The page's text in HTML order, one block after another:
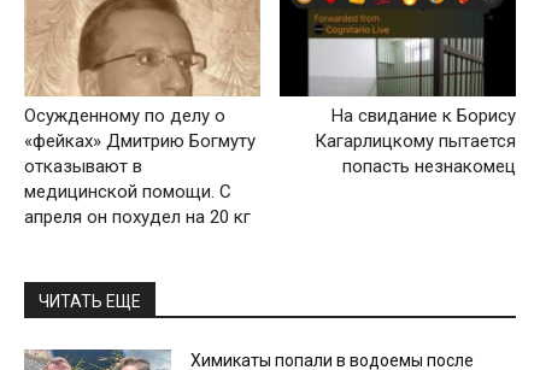
Осужденному по делу о
«фейках» Дмитрию Богмуту
отказывают в
медицинской помощи. С
апреля он похудел на 20 кг
На свидание к Борису
Кагарлицкому пытается
попасть незнакомец
ЧИТАТЬ ЕЩЕ
Химикаты попали в водоемы после